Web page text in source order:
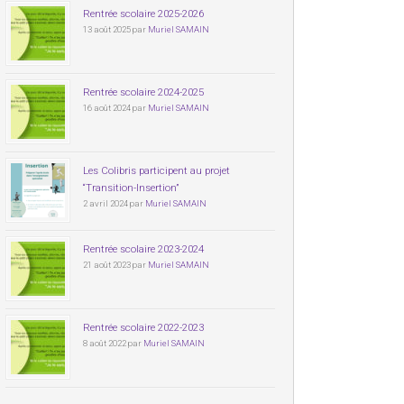
Rentrée scolaire 2025-2026
13 août 2025 par Muriel SAMAIN
Rentrée scolaire 2024-2025
16 août 2024 par Muriel SAMAIN
Les Colibris participent au projet
“Transition-Insertion”
2 avril 2024 par Muriel SAMAIN
Rentrée scolaire 2023-2024
21 août 2023 par Muriel SAMAIN
Rentrée scolaire 2022-2023
8 août 2022 par Muriel SAMAIN